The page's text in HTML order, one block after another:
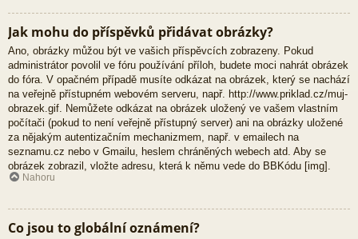
Jak mohu do příspěvků přidávat obrázky?
Ano, obrázky můžou být ve vašich příspěvcích zobrazeny. Pokud
administrátor povolil ve fóru používání příloh, budete moci nahrát obrázek
do fóra. V opačném případě musíte odkázat na obrázek, který se nachází
na veřejně přístupném webovém serveru, např. http://www.priklad.cz/muj-
obrazek.gif. Nemůžete odkázat na obrázek uložený ve vašem vlastním
počítači (pokud to není veřejně přístupný server) ani na obrázky uložené
za nějakým autentizačním mechanizmem, např. v emailech na
seznamu.cz nebo v Gmailu, heslem chráněných webech atd. Aby se
obrázek zobrazil, vložte adresu, která k němu vede do BBKódu [img].
Nahoru
Co jsou to globální oznámení?